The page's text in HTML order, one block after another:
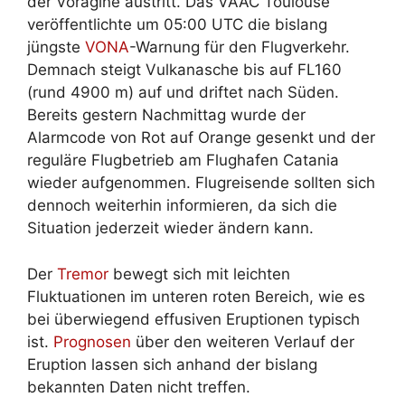
veröffentlichte um 05:00 UTC die bislang
jüngste VONA-Warnung für den Flugverkehr.
Demnach steigt Vulkanasche bis auf FL160
(rund 4900 m) auf und driftet nach Süden.
Bereits gestern Nachmittag wurde der
Alarmcode von Rot auf Orange gesenkt und der
reguläre Flugbetrieb am Flughafen Catania
wieder aufgenommen. Flugreisende sollten sich
dennoch weiterhin informieren, da sich die
Situation jederzeit wieder ändern kann.
Der Tremor bewegt sich mit leichten
Fluktuationen im unteren roten Bereich, wie es
bei überwiegend effusiven Eruptionen typisch
ist. Prognosen über den weiteren Verlauf der
Eruption lassen sich anhand der bislang
bekannten Daten nicht treffen.